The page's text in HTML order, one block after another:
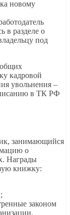
в разделе о
под
кадровой
увольнения –
в ТК РФ
занимающийся
о
Награды
книжку:
законом